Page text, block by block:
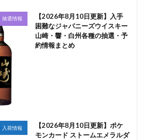
抽選情報
【2026年8月10日更新】入手
困難なジャパニーズウイスキー
山崎・響・白州各種の抽選・予
約情報まとめ
入荷情報
【2026年8月10日更新】ポケ
モンカード ストームエメラルダ